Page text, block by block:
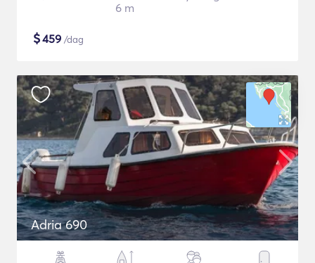
6 m
$459 /dag
Adria 690